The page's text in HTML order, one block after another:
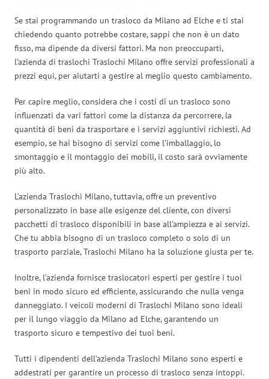
Se stai programmando un trasloco da Milano ad Elche e ti stai
chiedendo quanto potrebbe costare, sappi che non è un dato
fisso, ma dipende da diversi fattori. Ma non preoccuparti,
l’azienda di traslochi Traslochi Milano offre servizi professionali a
prezzi equi, per aiutarti a gestire al meglio questo cambiamento.
Per capire meglio, considera che i costi di un trasloco sono
influenzati da vari fattori come la distanza da percorrere, la
quantità di beni da trasportare e i servizi aggiuntivi richiesti. Ad
esempio, se hai bisogno di servizi come l’imballaggio, lo
smontaggio e il montaggio dei mobili, il costo sarà ovviamente
più alto.
L’azienda Traslochi Milano, tuttavia, offre un preventivo
personalizzato in base alle esigenze del cliente, con diversi
pacchetti di trasloco disponibili in base all’ampiezza e ai servizi.
Che tu abbia bisogno di un trasloco completo o solo di un
trasporto parziale, Traslochi Milano ha la soluzione giusta per te.
Inoltre, l’azienda fornisce traslocatori esperti per gestire i tuoi
beni in modo sicuro ed efficiente, assicurando che nulla venga
danneggiato. I veicoli moderni di Traslochi Milano sono ideali
per il lungo viaggio da Milano ad Elche, garantendo un
trasporto sicuro e tempestivo dei tuoi beni.
Tutti i dipendenti dell’azienda Traslochi Milano sono esperti e
addestrati per garantire un processo di trasloco senza intoppi.